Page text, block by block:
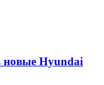
новые Hyundai